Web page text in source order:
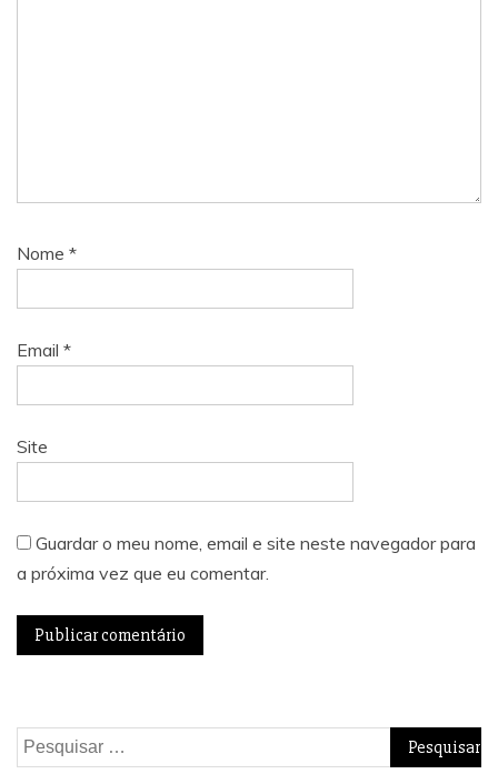
Nome *
Email *
Site
Guardar o meu nome, email e site neste navegador para
a próxima vez que eu comentar.
Pesquisar
por: